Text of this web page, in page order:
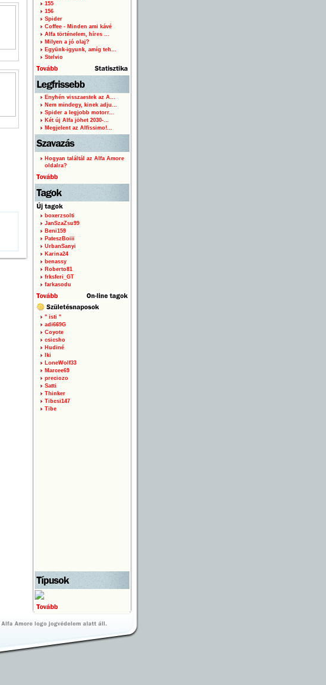
155
156
Spider
Coffee - Minden ami kávé
Alfa történelem, híres ...
Milyen a jó olaj?
Együnk-igyunk, amíg teh...
Stelvio
Enyhén visszaestek az A...
Nem mindegy, kinek adju...
Spider a legjobb motorr...
Két új Alfa jöhet 2030-...
Megjelent az Alfissimo!...
Hogyan találtál az Alfa Amore
oldalra?
boxerzsolti
JanSzaZsu99
Beni159
PateszBoiii
UrbanSanyi
Karina24
benassy
Roberto81
frksferi_GT
farkasodu
" isti "
adi669G
Coyote
csicsho
Hudiné
Iki
LoneWolf33
Marcee69
preciozo
Satti
Thinker
Tibcsi147
Tibe